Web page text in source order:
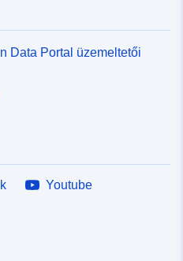
Data Portal üzemeltetői
Youtube